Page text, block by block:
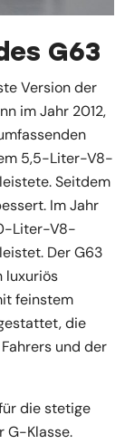
G63
Version der
im Jahr 2012,
5,5-Liter-V8-
Seitdem
Im Jahr
Liter-V8-
Der G63
luxuriös
feinstem
die
und der
die stetige
G-Klasse.